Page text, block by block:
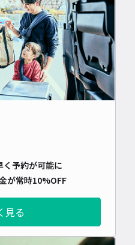
予約が可能に
が常時10%OFF
見る